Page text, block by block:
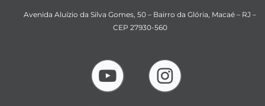
Avenida Aluízio da Silva Gomes, 50 – Bairro da Glória, Macaé – RJ –
CEP 27930-560